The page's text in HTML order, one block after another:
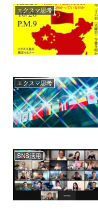
エクスマ思考
エクスマ思考
SNS活用